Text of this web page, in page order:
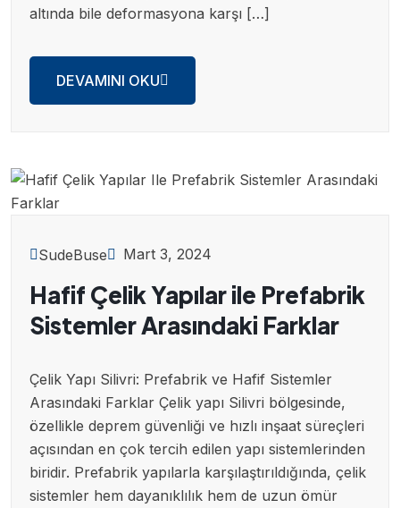
altında bile deformasyona karşı […]
DEVAMINI OKU
SudeBuse Mart 3, 2024
Hafif Çelik Yapılar ile Prefabrik
Sistemler Arasındaki Farklar
Çelik Yapı Silivri: Prefabrik ve Hafif Sistemler
Arasındaki Farklar Çelik yapı Silivri bölgesinde,
özellikle deprem güvenliği ve hızlı inşaat süreçleri
açısından en çok tercih edilen yapı sistemlerinden
biridir. Prefabrik yapılarla karşılaştırıldığında, çelik
sistemler hem dayanıklılık hem de uzun ömür